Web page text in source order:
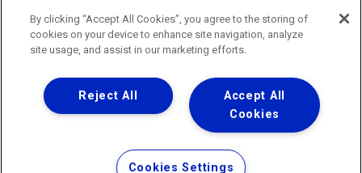
0800 024 9040 · (21) 2332-6457 (WhatsApp) ·
ouvidoria@agenersa.rj.gov.br/ouvidoria.agenersa@gmail.com
·http://www.agenersa.rj.gov.br
Uma empresa
Copyright ® 2026 - Todos os Direitos Reservados.
Termos Gerais de Uso de Sites e Aplicativos
By clicking “Accept All Cookies”, you agree to the storing of
cookies on your device to enhance site navigation, analyze
site usage, and assist in our marketing efforts.
Accept All
Cookies
Reject All
Cookies Settings